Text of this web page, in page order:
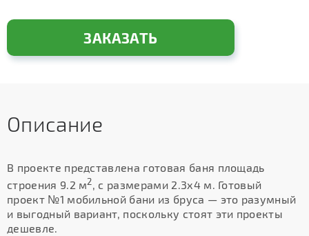
ЗАКАЗАТЬ
Описание
В проекте представлена готовая баня площадь
строения 9.2 м2, с размерами 2.3х4 м. Готовый
проект №1 мобильной бани из бруса — это разумный
и выгодный вариант, поскольку стоят эти проекты
дешевле.